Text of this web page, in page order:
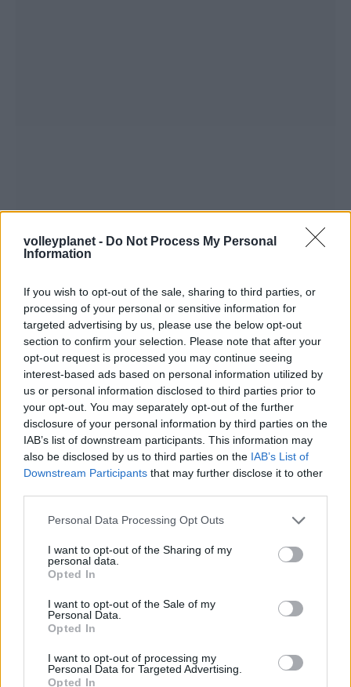
volleyplanet - Do Not Process My Personal
Information
If you wish to opt-out of the sale, sharing to third parties, or
processing of your personal or sensitive information for
targeted advertising by us, please use the below opt-out
section to confirm your selection. Please note that after your
opt-out request is processed you may continue seeing
interest-based ads based on personal information utilized by
us or personal information disclosed to third parties prior to
your opt-out. You may separately opt-out of the further
disclosure of your personal information by third parties on the
IAB’s list of downstream participants. This information may
also be disclosed by us to third parties on the IAB’s List of
Downstream Participants that may further disclose it to other
Please note that this website/app uses one or more Google
not limited to your visit or usage behaviour. You may click to
grant or deny consent to Google and its third-party tags to
use your data for below specified purposes in below Google
consent section.
Personal Data Processing Opt Outs
I want to opt-out of the Sharing of my
personal data.
Opted In
I want to opt-out of the Sale of my
Personal Data.
Opted In
I want to opt-out of processing my
Personal Data for Targeted Advertising.
Opted In